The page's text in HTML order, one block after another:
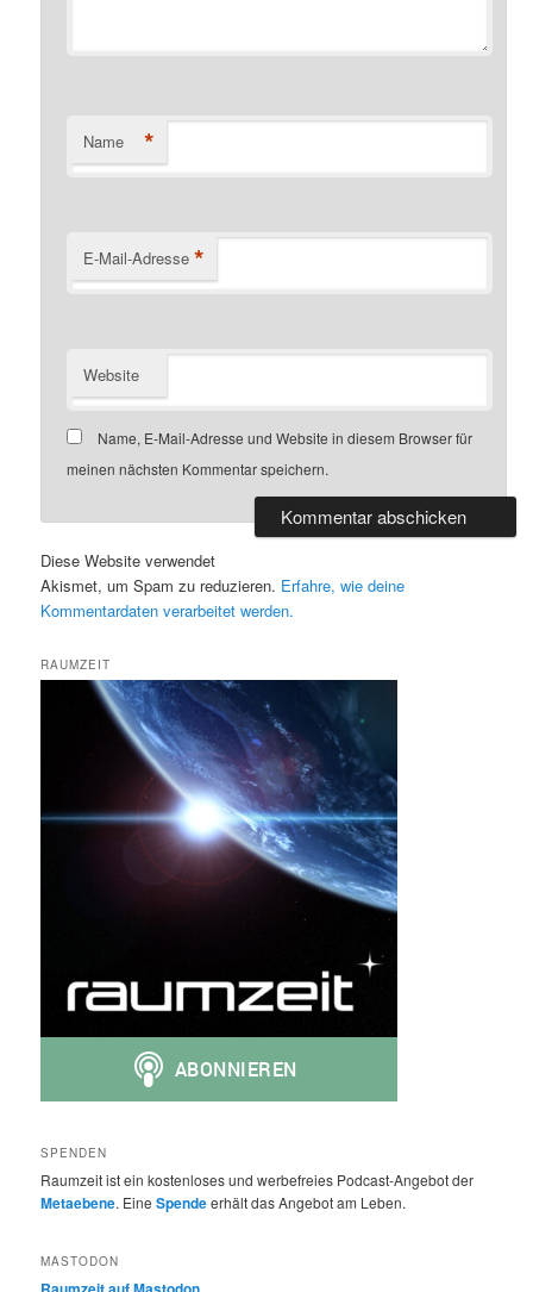
Name *
E-Mail-Adresse *
Website
Name, E-Mail-Adresse und Website in diesem Browser für
meinen nächsten Kommentar speichern.
Diese Website verwendet
Akismet, um Spam zu reduzieren. Erfahre, wie deine
Kommentardaten verarbeitet werden.
RAUMZEIT
SPENDEN
Raumzeit ist ein kostenloses und werbefreies Podcast-Angebot der
Metaebene. EineSpendeerhält das Angebot am Leben.
MASTODON